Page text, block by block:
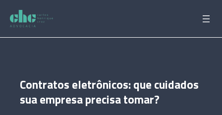
para
conteúdo
Contratos eletrônicos: que cuidados
sua empresa precisa tomar?